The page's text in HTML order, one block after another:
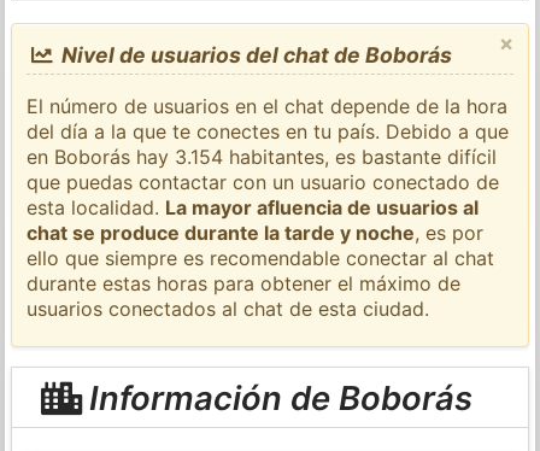
×
Nivel de usuarios del chat de Boborás
El número de usuarios en el chat depende de la hora
del día a la que te conectes en tu país. Debido a que
en Boborás hay 3.154 habitantes, es bastante difícil
que puedas contactar con un usuario conectado de
esta localidad. La mayor afluencia de usuarios al
chat se produce durante la tarde y noche, es por
ello que siempre es recomendable conectar al chat
durante estas horas para obtener el máximo de
usuarios conectados al chat de esta ciudad.
Información de Boborás